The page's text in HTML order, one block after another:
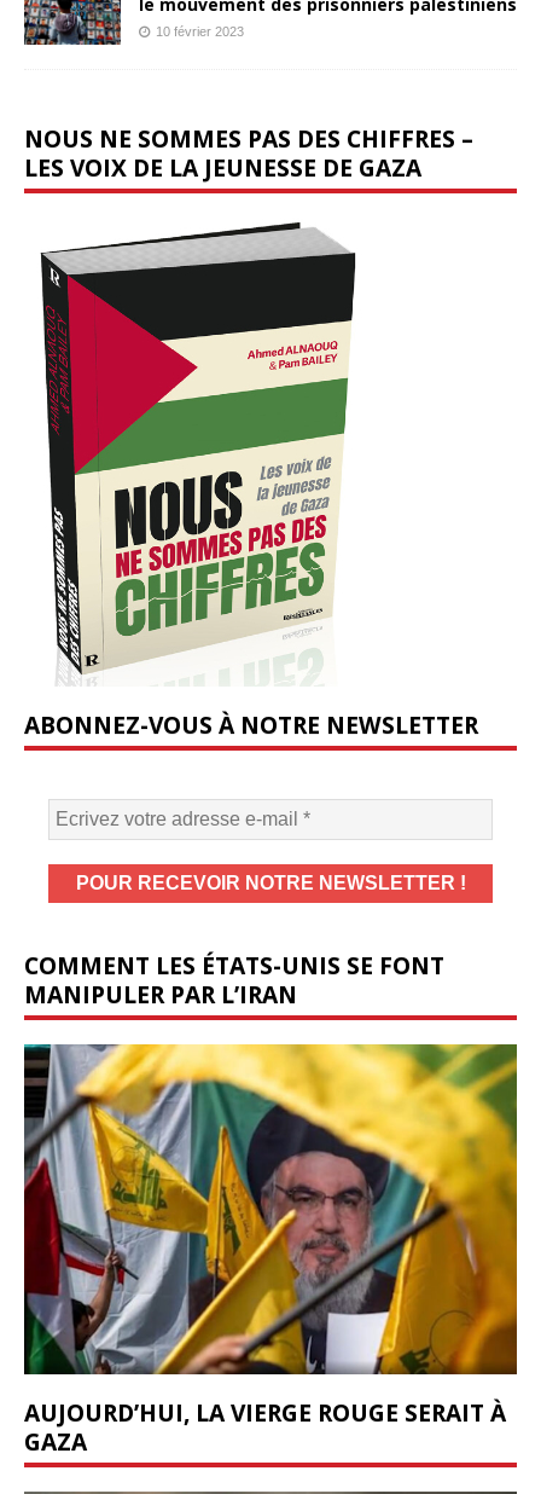
10 février 2023
NOUS NE SOMMES PAS DES CHIFFRES –
LES VOIX DE LA JEUNESSE DE GAZA
ABONNEZ-VOUS À NOTRE NEWSLETTER
COMMENT LES ÉTATS-UNIS SE FONT
MANIPULER PAR L’IRAN
AUJOURD’HUI, LA VIERGE ROUGE SERAIT À
GAZA